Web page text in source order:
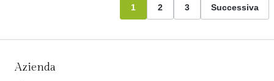
1 2 3 Successiva
Azienda